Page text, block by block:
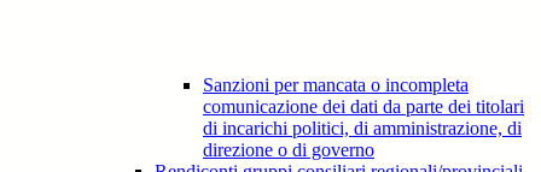
Sanzioni per mancata o incompleta
comunicazione dei dati da parte dei titolari
di incarichi politici, di amministrazione, di
direzione o di governo